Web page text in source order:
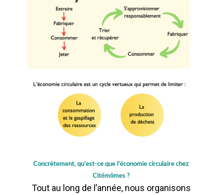
Concrètement, qu’est-ce que l’économie circulaire chez
Citémômes ?
Tout au long de l’année, nous organisons